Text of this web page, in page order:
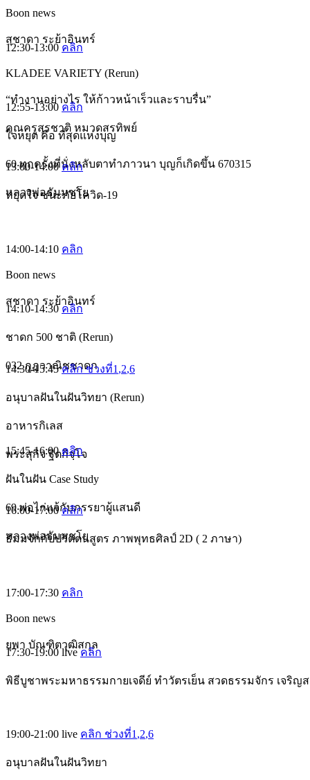
Boon news
สุชาดา ระย้าอินทร์
12:30-13:00 คลิก
KLADEE VARIETY (Rerun)
“ทำงานอย่างไร ให้ก้าวหน้าเร็วและราบรื่น”
คุณครูสุรชาติ หมวดสรทิพย์
12:55-13:00คลิก
ใจหยุด คือ ที่สุดแห่งบุญ
60 ทุกครั้งที่นั่งหลับตาทำภาวนา บุญก็เกิดขึ้น 670315
หลวงพ่อธัมมชโย
13:00-14:00คลิก
หยุดใจ ชนะภัยโควิด-19
14:00-14:10 คลิก
Boon news
สุชาดา ระย้าอินทร์
14:10-14:30คลิก
ชาดก 500 ชาติ (Rerun)
032 กูฏวาณิชชาดก
14:30-15:45คลิก ช่วงที่1 ,2,6
อนุบาลฝันในฝันวิทยา (Rerun)
อาหารกิเลส
พระสุกิจ ฐิตกิจฺโจ
15:45-16:00คลิก
ฝันในฝัน Case Study
69 พ่อไก่แจ้กับภรรยาผู้แสนดี
หลวงพ่อธัมมชโย
16:00-17:00คลิก
ธัมมจักกัปปวัตตนสูตร ภาพพุทธศิลป์ 2D ( 2 ภาษา)
17:00-17:30 คลิก
Boon news
ยุพา บัณฑิตวุฒิสกุล
17:30-19:00live คลิก
พิธีบูชาพระมหาธรรมกายเจดีย์ ทำวัตรเย็น สวดธรรมจักร เจริญ
19:00-21:00 live คลิก ช่วงที่1,2,6
อนุบาลฝันในฝันวิทยา